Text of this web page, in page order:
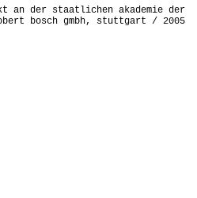
an der staatlichen akademie der
bosch gmbh, stuttgart / 2005